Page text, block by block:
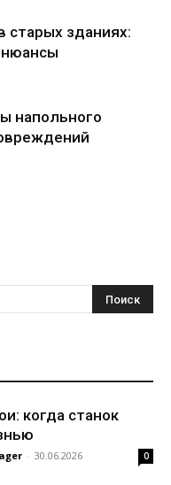
старых зданиях:
нюансы
напольного
когда станок
- 30.06.2026 0